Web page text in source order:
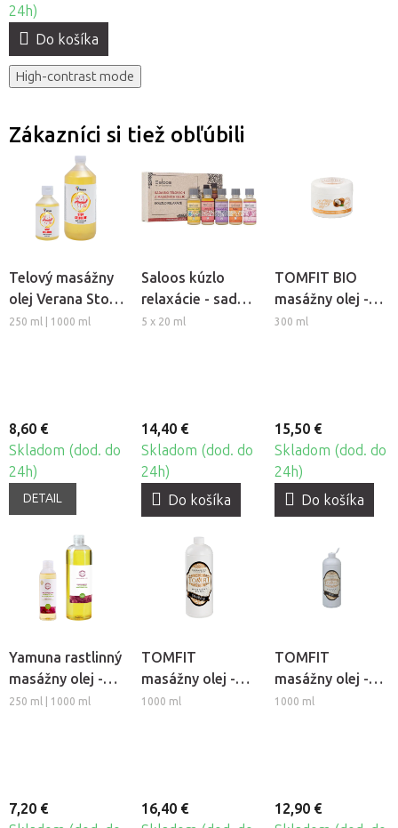
24h)
Do košíka
High-contrast mode
Zákazníci si tiež obľúbili
Telový masážny
olej Verana Stop
Celulitíde
250 ml | 1000 ml
8,60 €
Skladom (dod. do
24h)
DETAIL
Saloos kúzlo
relaxácie - sada
bio telových a
5 x 20 ml
14,40 €
Skladom (dod. do
24h)
Do košíka
TOMFIT BIO
masážny olej -
kokosový
300 ml
15,50 €
Skladom (dod. do
24h)
Do košíka
Yamuna rastlinný
masážny olej -
Hrozno
250 ml | 1000 ml
7,20 €
TOMFIT
masážny olej -
škoricový
1000 ml
16,40 €
TOMFIT
masážny olej -
ružový
1000 ml
12,90 €